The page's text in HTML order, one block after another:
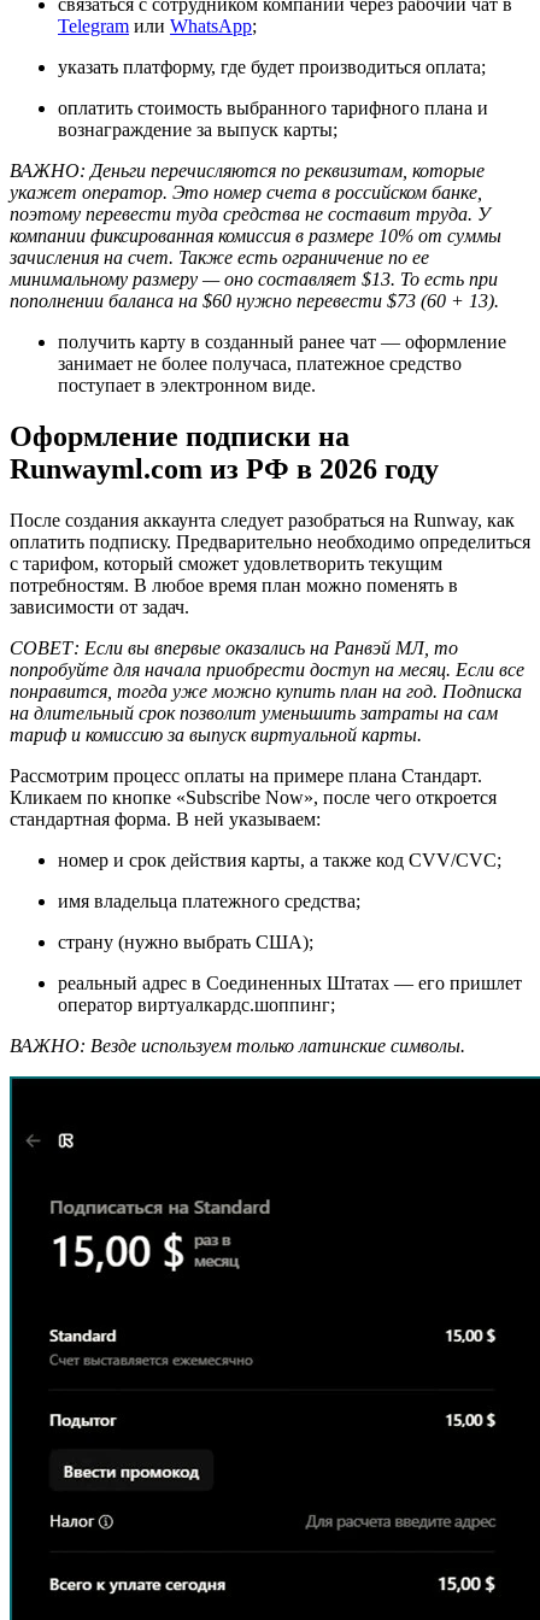
связаться с сотрудником компании через рабочий чат в
Telegram или WhatsApp;
указать платформу, где будет производиться оплата;
оплатить стоимость выбранного тарифного плана и
вознаграждение за выпуск карты;
ВАЖНО: Деньги перечисляются по реквизитам, которые
укажет оператор. Это номер счета в российском банке,
поэтому перевести туда средства не составит труда. У
компании фиксированная комиссия в размере 10% от суммы
зачисления на счет. Также есть ограничение по ее
минимальному размеру — оно составляет $13. То есть при
пополнении баланса на $60 нужно перевести $73 (60 + 13).
получить карту в созданный ранее чат — оформление
занимает не более получаса, платежное средство
поступает в электронном виде.
Оформление подписки на
Runwayml.com из РФ в 2026 году
После создания аккаунта следует разобраться на Runway, как
оплатить подписку. Предварительно необходимо определиться
с тарифом, который сможет удовлетворить текущим
потребностям. В любое время план можно поменять в
зависимости от задач.
СОВЕТ: Если вы впервые оказались на Ранвэй МЛ, то
попробуйте для начала приобрести доступ на месяц. Если все
понравится, тогда уже можно купить план на год. Подписка
на длительный срок позволит уменьшить затраты на сам
тариф и комиссию за выпуск виртуальной карты.
Рассмотрим процесс оплаты на примере плана Стандарт.
Кликаем по кнопке «Subscribe Now», после чего откроется
стандартная форма. В ней указываем:
номер и срок действия карты, а также код CVV/CVC;
имя владельца платежного средства;
страну (нужно выбрать США);
реальный адрес в Соединенных Штатах — его пришлет
оператор виртуалкардс.шоппинг;
ВАЖНО: Везде используем только латинские символы.